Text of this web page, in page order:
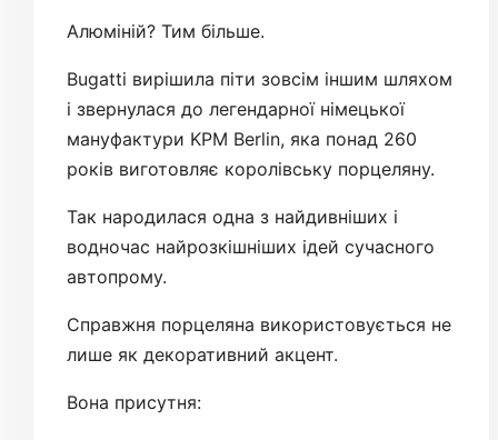
Алюміній? Тим більше.
Bugatti вирішила піти зовсім іншим шляхом
і звернулася до легендарної німецької
мануфактури KPM Berlin, яка понад 260
років виготовляє королівську порцеляну.
Так народилася одна з найдивніших і
водночас найрозкішніших ідей сучасного
автопрому.
Справжня порцеляна використовується не
лише як декоративний акцент.
Вона присутня: